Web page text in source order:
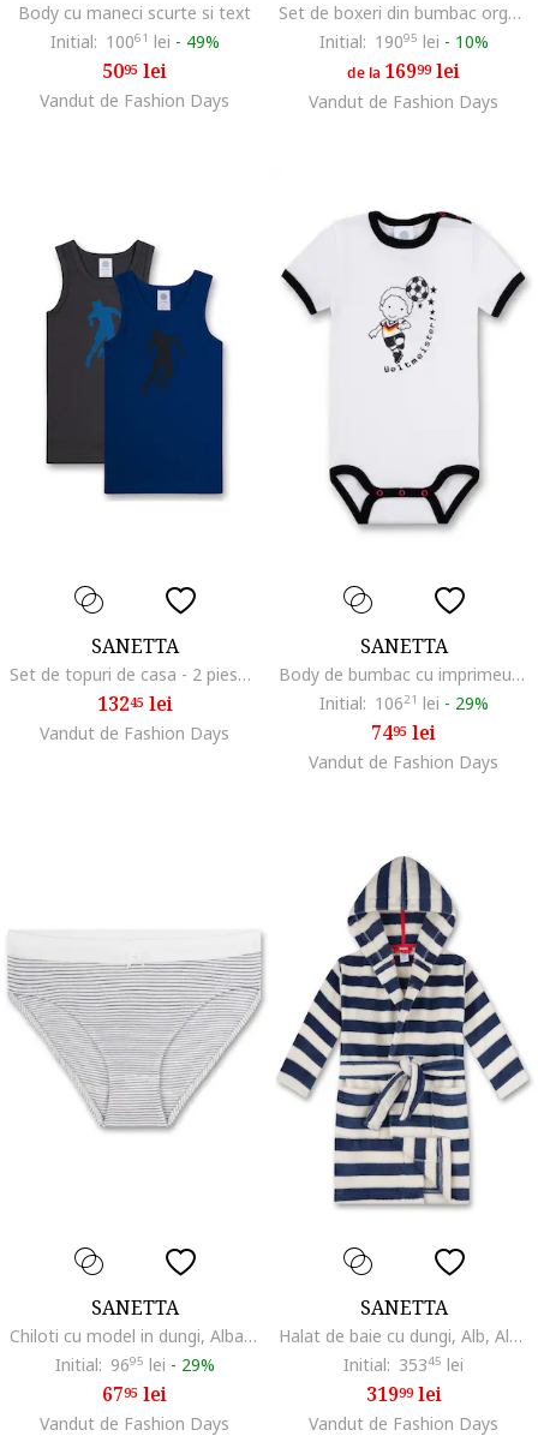
Body cu maneci scurte si text
Initial: 10061 lei - 49%
5095 lei
Vandut de Fashion Days
Set de boxeri din bumbac organic - 3 perechi, Alb
Initial: 19095 lei - 10%
de la 16999lei
Vandut de Fashion Days
SANETTA
Set de topuri de casa - 2 piese, Gri/Albastru
13245lei
Vandut de Fashion Days
SANETTA
Body de bumbac cu imprimeu Weltmeister
Initial: 10621 lei - 29%
7495 lei
Vandut de Fashion Days
SANETTA
Chiloti cu model in dungi, Albastru inchis/Bej
Initial: 9695 lei - 29%
6795 lei
Vandut de Fashion Days
SANETTA
Halat de baie cu dungi, Alb, Albastru,
Initial: 35345 lei
31999lei
Vandut de Fashion Days